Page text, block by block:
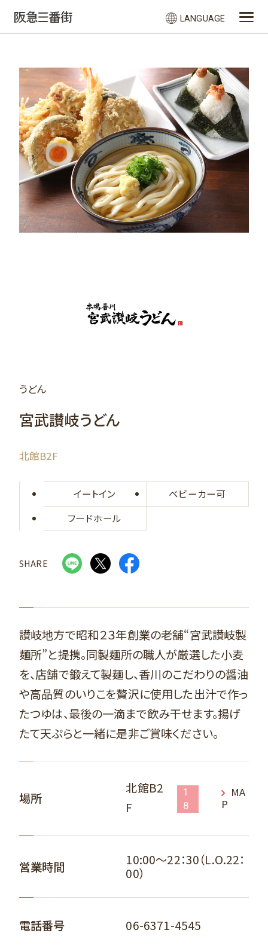
LANGUAGE
うどん
宮武讃岐うどん
北館B2F
イートイン
ベビーカー可
フードホール
SHARE
讃岐地方で昭和２３年創業の老舗“宮武讃岐製
麺所”と提携。同製麺所の職人が厳選した小麦
を、店舗で鍛えて製麺し、香川のこだわりの醤油
や高品質のいりこを贅沢に使用した出汁で作っ
たつゆは、最後の一滴まで飲み干せます。揚げ
たて天ぷらと一緒に是非ご賞味ください。
場所
北館B2
F
1
8
MA
P
営業時間
10:00～22：30（L.O.22：
00）
電話番号 06-6371-4545